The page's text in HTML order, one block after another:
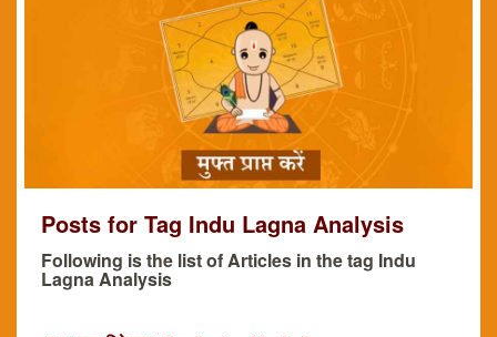
Posts for Tag Indu Lagna Analysis
Following is the list of Articles in the tag Indu
Lagna Analysis